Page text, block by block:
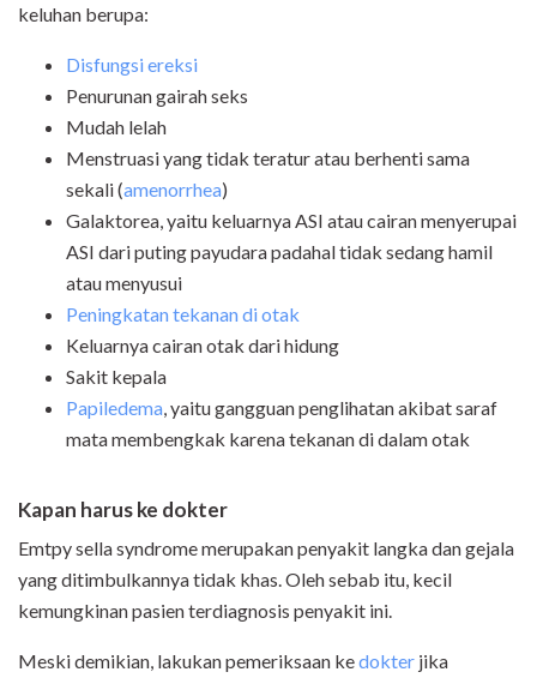
keluhan berupa:
Disfungsi ereksi
Penurunan gairah seks
Mudah lelah
Menstruasi yang tidak teratur atau berhenti sama
sekali (amenorrhea)
Galaktorea, yaitu keluarnya ASI atau cairan menyerupai
ASI dari puting payudara padahal tidak sedang hamil
atau menyusui
Peningkatan tekanan di otak
Keluarnya cairan otak dari hidung
Sakit kepala
Papiledema, yaitu gangguan penglihatan akibat saraf
mata membengkak karena tekanan di dalam otak
Kapan harus ke dokter
Emtpy sella syndrome merupakan penyakit langka dan gejala
yang ditimbulkannya tidak khas. Oleh sebab itu, kecil
kemungkinan pasien terdiagnosis penyakit ini.
Meski demikian, lakukan pemeriksaan kedokter jika